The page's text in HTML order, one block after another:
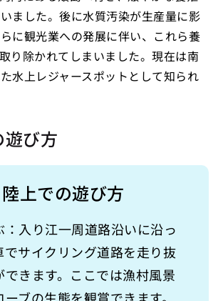
ました。後に水質汚染が生産量に影
に観光業への発展に伴い、これら養
り除かれてしまいました。現在は南
水上レジャースポットとして知られ
び方
陸上での遊び方
：入り江一周道路沿いに沿っ
でサイクリング道路を走り抜
できます。ここでは漁村風景